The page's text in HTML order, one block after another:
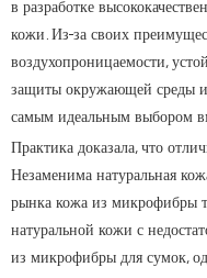
в разработке
кожи. Из-за своих
воздухопроницаемости,
защиты окружающей среды и
самым идеальным выбором
Практика доказала, что
Незаменима натуральная
рынка кожа из микрофибры
натуральной кожи с
из микрофибры для сумок,